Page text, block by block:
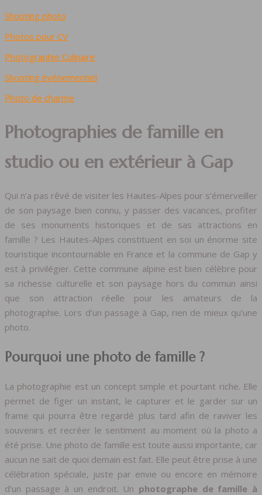
Shooting photo
Photos pour CV
Photographie Culinaire
Shooting événementiel
Photo de charme
Photographies de famille en
studio ou en extérieur à Gap
Qui n’a pas rêvé de visiter les Hautes-Alpes pour s’émerveiller
de son paysage bien connu, y passer des vacances, profiter
de ses monuments historiques et de sas attractions en
famille ? Les Hautes-Alpes constituent en soi un énorme site
touristique incontournable en France et la commune de Gap y
est à privilégier. Cette commune alpine est bien célèbre pour
sa richesse culturelle et son paysage hors du commun ainsi
que son attraction réelle pour les amateurs de la
photographie. Lors d’un passage à Gap, rien de mieux qu’une
photo.
Pourquoi une photo de famille ?
La photographie est un concept simple et pourtant riche. Elle
permet de figer un instant, le capturer et le garder sur un
frame qui pourra être regardé plus tard afin de raviver les
souvenirs et recréer le sentiment au moment où la photo a
été prise. Une photo de famille est toute aussi importante, car
aucun ne sait de quoi demain est fait. Elle peut être prise à une
célébration spéciale, juste par envie ou encore en mémoire
d’un passage à un endroit. Un photographe de famille à